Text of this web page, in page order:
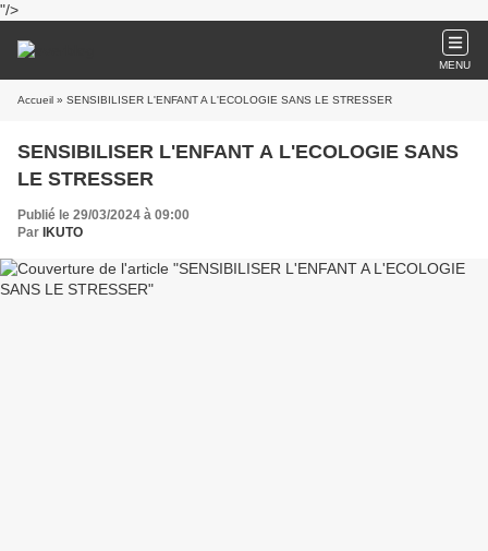
"/>
MENU
Accueil » SENSIBILISER L'ENFANT A L'ECOLOGIE SANS LE STRESSER
SENSIBILISER L'ENFANT A L'ECOLOGIE SANS
LE STRESSER
Publié le 29/03/2024 à 09:00
Par IKUTO